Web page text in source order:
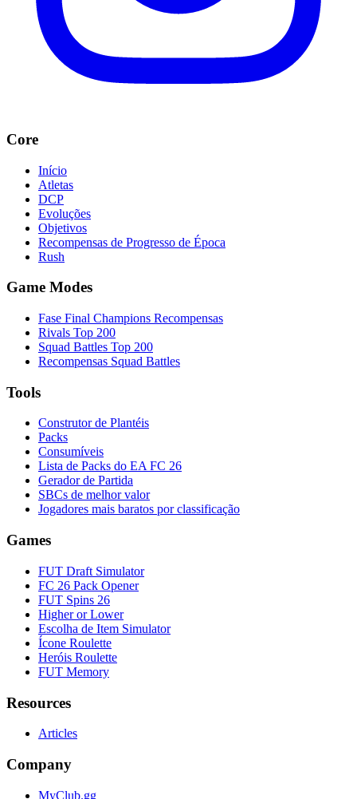
Core
Início
Atletas
DCP
Evoluções
Objetivos
Recompensas de Progresso de Época
Rush
Game Modes
Fase Final Champions Recompensas
Rivals Top 200
Squad Battles Top 200
Recompensas Squad Battles
Tools
Construtor de Plantéis
Packs
Consumíveis
Lista de Packs do EA FC 26
Gerador de Partida
SBCs de melhor valor
Jogadores mais baratos por classificação
Games
FUT Draft Simulator
FC 26 Pack Opener
FUT Spins 26
Higher or Lower
Escolha de Item Simulator
Ícone Roulette
Heróis Roulette
FUT Memory
Resources
Articles
Company
MyClub.gg